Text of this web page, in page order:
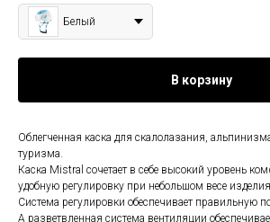
Белый
В корзину
Облегченная каска для скалолазания,
туризма.
Каска Mistral сочетает в себе высокий уровень
удобную регулировку при небольшом весе
Система регулировки обеспечивает правильную
А разветвленная система вентиляции